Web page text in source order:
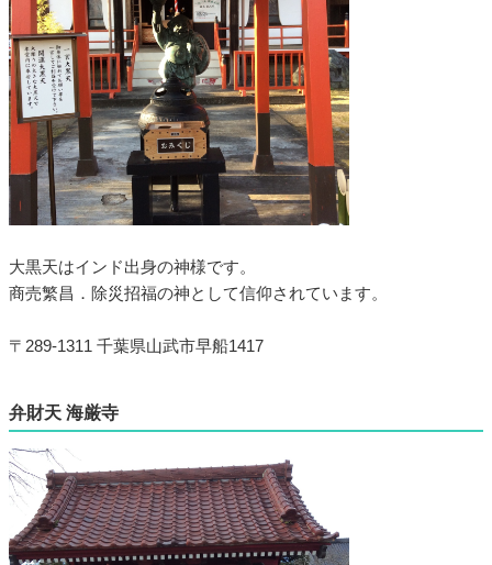
大黒天はインド出身の神様です。
商売繁昌．除災招福の神として信仰されています。
〒289-1311 千葉県山武市早船1417
弁財天 海厳寺